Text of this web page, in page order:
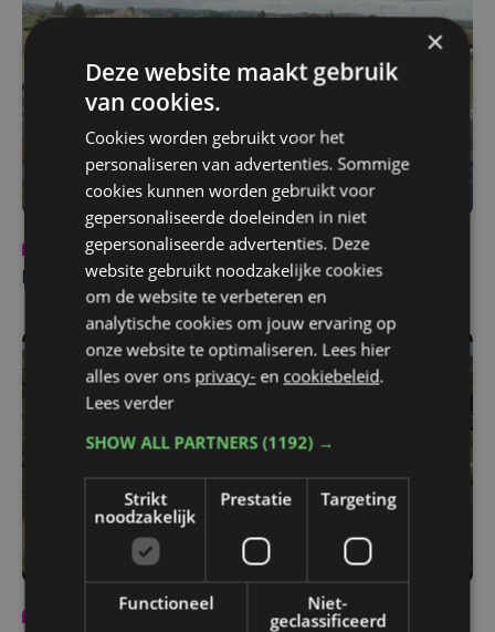
Programma
ma 14 juli 2025 | 11:16
Lorenzo en Maarten op stap in Poperinge
Programma
do 30 juli | 18:00
×
Deze website maakt gebruik
van cookies.
Cookies worden gebruikt voor het
personaliseren van advertenties. Sommige
cookies kunnen worden gebruikt voor
gepersonaliseerde doeleinden in niet
gepersonaliseerde advertenties. Deze
website gebruikt noodzakelijke cookies
om de website te verbeteren en
analytische cookies om jouw ervaring op
onze website te optimaliseren. Lees hier
alles over ons privacy- en cookiebeleid.
Lees verder
SHOW ALL PARTNERS(1192) →
Strikt
noodzakelijk
Prestatie Targeting
Functioneel
Niet-
geclassificeerd